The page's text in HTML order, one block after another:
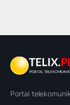
Portal